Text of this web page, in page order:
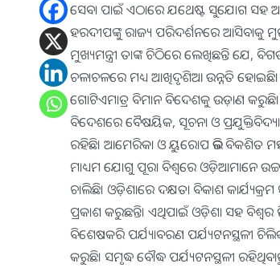
ସେବା ପାଇଁ ଏଠାରେ ଯଥେଷ୍ଟ ସୁଯୋଗ ସହ
ହରଦୀପଙ୍କୁ ରାଜ୍ୟ ପରିଦର୍ଶନରେ ଆସିବାକୁ
ମୁଖ୍ୟମନ୍ତ୍ରୀ ତାଙ୍କ ଚିଠିରେ ଲେଖିଛନ୍ତି ଯେ,
ଚଳାଚଳରେ ମଧ୍ୟ ଆଖିଦୃଶିଆ ଉନ୍ନତି ହୋଇଛି।
ଗୋଟିଏମାତ୍ର ବିମାନ ବିଦେଶକୁ ଉଡ଼ାଣ
ବିଦେଶରେ ବୈଷୟିକ, ସୂଚନା ଓ ପ୍ରଯୁକ୍ତିବିଦ୍ୟା,
ରହିଛି। ଆମେରିକା ଓ ୟୁରୋପ ଭଳି ବିକଶିତ
ମାଧ୍ୟମ ଯୋଗୁ ପୂରା ବିଶ୍ୱରେ ଓଡ଼ିଆମାନେ
ଚାଲିଛି। ଓଡ଼ିଶାରେ ଦକ୍ଷତା ବିକାଶ
ପ୍ରକାଶ କରୁଛନ୍ତି। ଏଥିପାଇଁ ଓଡ଼ିଶା ସହ ବିଶ୍ୱର
ବିଶେଷକରି ପର୍ଯ୍ୟାବରଣ ପର୍ଯ୍ୟଟନସ୍ଥଳୀ
କରୁଛି। ସମୃଦ୍ଧ ବୌଦ୍ଧ ପର୍ଯ୍ୟଟନସ୍ଥଳୀ